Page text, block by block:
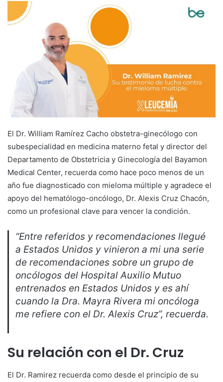
email
El Dr. William Ramírez Cacho obstetra-ginecólogo con
subespecialidad en medicina materno fetal y director del
Departamento de Obstetricia y Ginecología del Bayamon
Medical Center, recuerda como hace poco menos de un
año fue diagnosticado con mieloma múltiple y agradece el
apoyo del hematólogo-oncólogo, Dr. Alexis Cruz Chacón,
como un profesional clave para vencer la condición.
“Entre referidos y recomendaciones llegué
a Estados Unidos y vinieron a mi una serie
de recomendaciones sobre un grupo de
oncólogos del Hospital Auxilio Mutuo
entrenados en Estados Unidos y es ahí
cuando la Dra. Mayra Rivera mi oncóloga
me refiere con el Dr. Alexis Cruz”, recuerda.
Su relación con el Dr. Cruz
El Dr. Ramirez recuerda como desde el principio de su